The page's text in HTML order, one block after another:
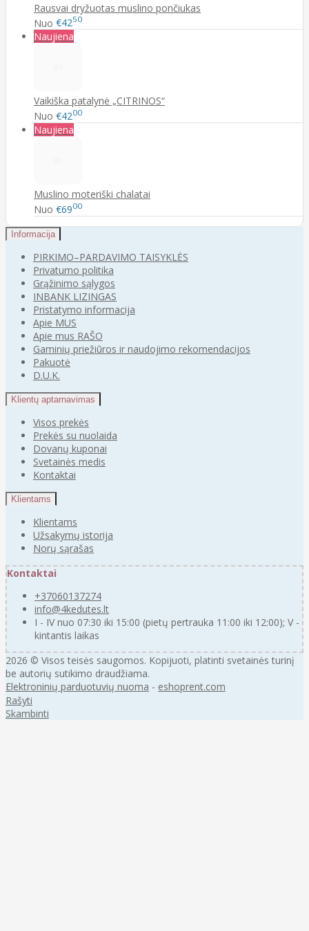
Rausvai dryžuotas muslino pončiukas
Nuo €4250
Naujiena
Vaikiška patalynė „CITRINOS“
Nuo €4200
Naujiena
Muslino moteriški chalatai
Nuo €6900
Informacija
PIRKIMO–PARDAVIMO TAISYKLĖS
Privatumo politika
Grąžinimo sąlygos
INBANK LIZINGAS
Pristatymo informacija
Apie MUS
Apie mus RAŠO
Gaminių priežiūros ir naudojimo rekomendacijos
Pakuotė
D.U.K.
Klientų aptarnavimas
Visos prekės
Prekės su nuolaida
Dovanų kuponai
Svetainės medis
Kontaktai
Klientams
Klientams
Užsakymų istorija
Norų sąrašas
Kontaktai
+37060137274
info@4kedutes.lt
I - IV nuo 07:30 iki 15:00 (pietų pertrauka 11:00 iki 12:00); V -
kintantis laikas
2026 © Visos teisės saugomos. Kopijuoti, platinti svetainės turinį
be autorių sutikimo draudžiama.
Elektroninių parduotuvių nuoma - eshoprent.com
Rašyti
Skambinti